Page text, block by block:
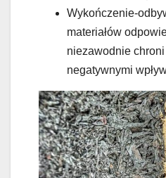
Wykończenie-
materiałów
niezawodnie chroni
negatywnymi